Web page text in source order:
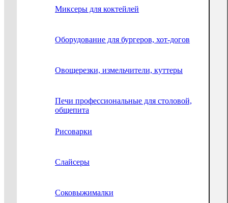
Миксеры для коктейлей
Оборудование для бургеров, хот-догов
Овощерезки, измельчители, куттеры
Печи профессиональные для столовой,
общепита
Рисоварки
Слайсеры
Соковыжималки